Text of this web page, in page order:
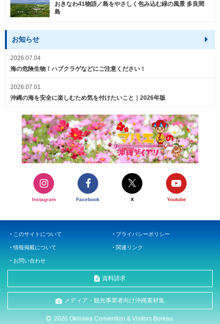
おきなわ41物語／島をやさしく包み込む緑の風景 多良間
島
お知らせ
2026.07.04
海の危険生物！ハブクラゲなどにご注意ください！
2026.07.01
沖縄の海を安全に楽しむため気を付けたいこと｜2026年版
Instagram Facebook X Youtube
このサイトについて プライバシーポリシー
情報掲載について 関連リンク
お問い合わせ
資料請求
メディア・観光事業者向け沖縄素材集
2026 Okinawa Convention & Visitors Bureau.